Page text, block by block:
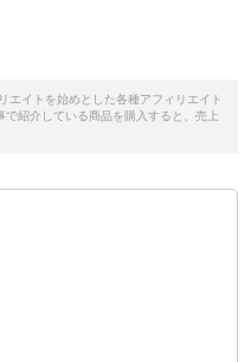
エイトを始めとした各種アフィリエイト
紹介している商品を購入すると、売上